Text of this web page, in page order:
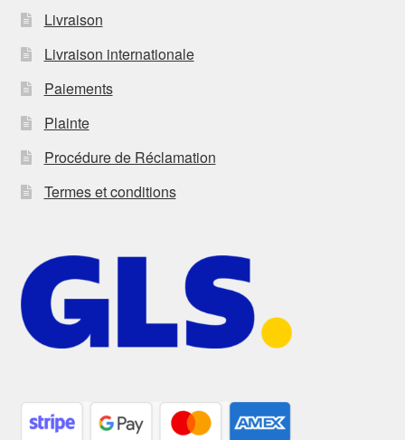
Livraison
Livraison internationale
Paiements
Plainte
Procédure de Réclamation
Termes et conditions